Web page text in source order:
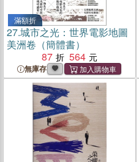
滿額折
27.城市之光：世界電影地圖
美洲卷（簡體書）
87
564
無庫存